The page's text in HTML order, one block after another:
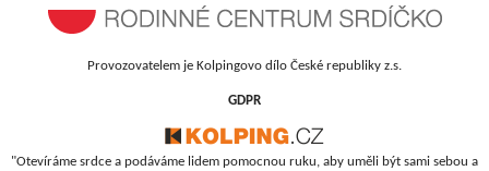
Provozovatelem je Kolpingovo dílo České republiky z.s.
GDPR
"Otevíráme srdce a podáváme lidem pomocnou ruku, aby uměli být sami sebou a